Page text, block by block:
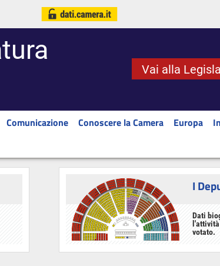
Vai alla
Comunicazione Conoscere la Camera Europa
I
Dati
votato.